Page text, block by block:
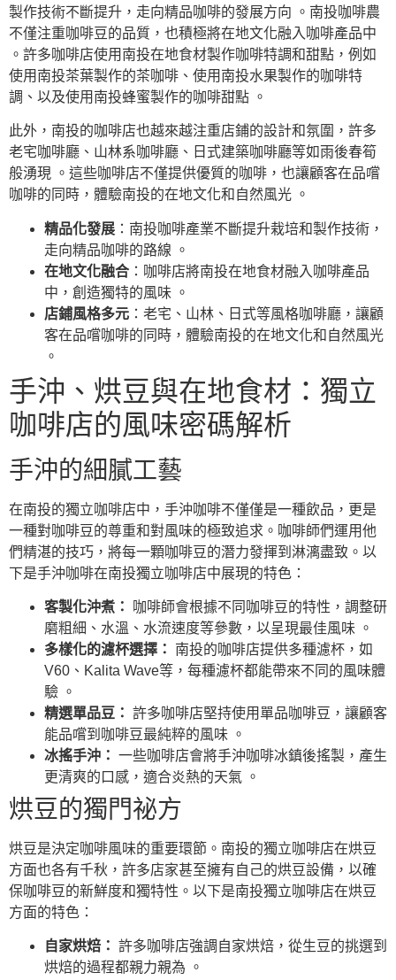
製作技術不斷提升，走向精品咖啡的發展方向 。南投咖啡農
不僅注重咖啡豆的品質，也積極將在地文化融入咖啡產品中
。許多咖啡店使用南投在地食材製作咖啡特調和甜點，例如
使用南投茶葉製作的茶咖啡、使用南投水果製作的咖啡特
調、以及使用南投蜂蜜製作的咖啡甜點 。
此外，南投的咖啡店也越來越注重店鋪的設計和氛圍，許多
老宅咖啡廳、山林系咖啡廳、日式建築咖啡廳等如雨後春筍
般湧現 。這些咖啡店不僅提供優質的咖啡，也讓顧客在品嚐
咖啡的同時，體驗南投的在地文化和自然風光 。
精品化發展 ：南投咖啡產業不斷提升栽培和製作技術，
走向精品咖啡的路線 。
在地文化融合 ：咖啡店將南投在地食材融入咖啡產品
中，創造獨特的風味 。
店鋪風格多元 ：老宅、山林、日式等風格咖啡廳，讓顧
客在品嚐咖啡的同時，體驗南投的在地文化和自然風光
。
手沖、烘豆與在地食材：獨立
咖啡店的風味密碼解析
手沖的細膩工藝
在南投的獨立咖啡店中，手沖咖啡不僅僅是一種飲品，更是
一種對咖啡豆的尊重和對風味的極致追求。咖啡師們運用他
們精湛的技巧，將每一顆咖啡豆的潛力發揮到淋漓盡致。以
下是手沖咖啡在南投獨立咖啡店中展現的特色：
客製化沖煮：
咖啡師會根據不同咖啡豆的特性，調整研
磨粗細、水溫、水流速度等參數，以呈現最佳風味 。
多樣化的濾杯選擇：
南投的咖啡店提供多種濾杯，如
V60、Kalita Wave等，每種濾杯都能帶來不同的風味體
驗 。
精選單品豆： 許多咖啡店堅持使用單品咖啡豆，讓顧客
能品嚐到咖啡豆最純粹的風味 。
冰搖手沖： 一些咖啡店會將手沖咖啡冰鎮後搖製，產生
更清爽的口感，適合炎熱的天氣 。
烘豆的獨門祕方
烘豆是決定咖啡風味的重要環節。南投的獨立咖啡店在烘豆
方面也各有千秋，許多店家甚至擁有自己的烘豆設備，以確
保咖啡豆的新鮮度和獨特性。以下是南投獨立咖啡店在烘豆
方面的特色：
自家烘焙： 許多咖啡店強調自家烘焙，從生豆的挑選到
烘焙的過程都親力親為 。